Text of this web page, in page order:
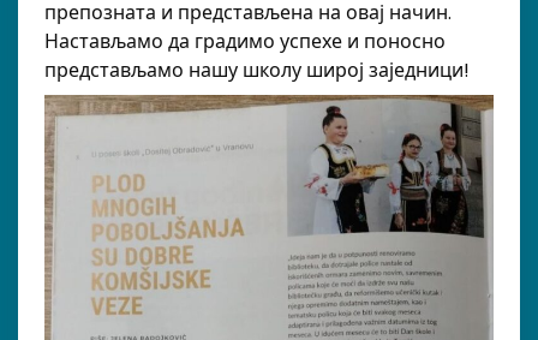
препозната и представљена на овај начин.
Настављамо да градимо успехе и поносно
представљамо нашу школу широј заједници!